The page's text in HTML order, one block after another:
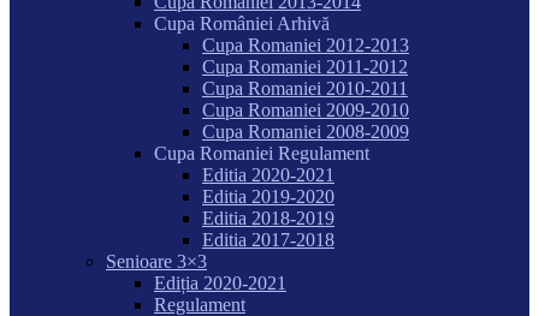
Cupa României Arhivă
Cupa Romaniei 2012-2013
Cupa Romaniei 2011-2012
Cupa Romaniei 2010-2011
Cupa Romaniei 2009-2010
Cupa Romaniei 2008-2009
Cupa Romaniei Regulament
Editia 2020-2021
Editia 2019-2020
Editia 2018-2019
Editia 2017-2018
Senioare 3×3
Ediția 2020-2021
Regulament